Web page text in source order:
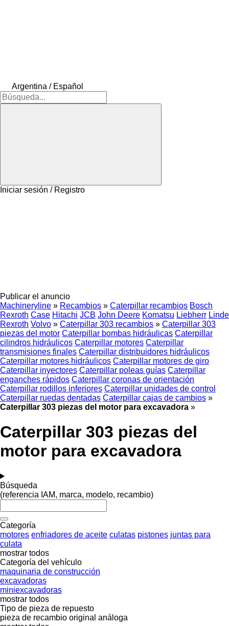
Argentina / Español
Iniciar sesión / Registro
Publicar el anuncio
Machineryline » Recambios » Caterpillar recambios Bosch
Rexroth Case Hitachi JCB John Deere Komatsu Liebherr Linde
Rexroth Volvo » Caterpillar 303 recambios » Caterpillar 303
piezas del motor Caterpillar bombas hidráulicas Caterpillar
cilindros hidráulicos Caterpillar motores Caterpillar
transmisiones finales Caterpillar distribuidores hidráulicos
Caterpillar motores hidráulicos Caterpillar motores de giro
Caterpillar inyectores Caterpillar poleas guías Caterpillar
enganches rápidos Caterpillar coronas de orientación
Caterpillar rodillos inferiores Caterpillar unidades de control
Caterpillar ruedas dentadas Caterpillar cajas de cambios »
Caterpillar 303 piezas del motor para excavadora »
Caterpillar 303 piezas del
motor para excavadora
Búsqueda
(referencia IAM, marca, modelo, recambio)
Categoría
motores enfriadores de aceite culatas pistones juntas para
culata
mostrar todos
Categoría del vehículo
maquinaria de construcción
excavadoras
miniexcavadoras
mostrar todos
Tipo de pieza de repuesto
pieza de recambio original análoga